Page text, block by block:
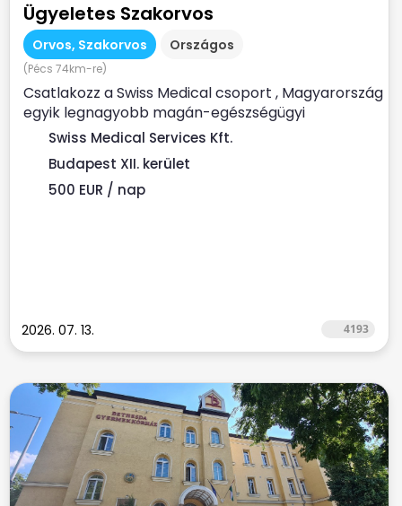
Ügyeletes Szakorvos
Orvos, Szakorvos Országos
(Pécs 74km-re)
Csatlakozz a Swiss Medical csoport , Magyarország
egyik legnagyobb magán-egészségügyi
szolgáltatójához ...
Swiss Medical Services Kft.
Budapest XII. kerület
500 EUR / nap
2026. 07. 13. 4193